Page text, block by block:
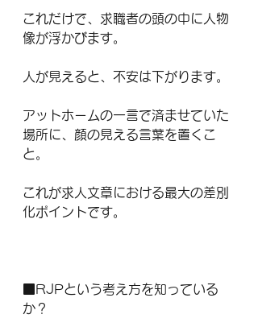
これだけで、求職者の頭の中に人物
像が浮かびます。
人が見えると、不安は下がります。
アットホームの一言で済ませていた
場所に、顔の見える言葉を置くこ
と。
これが求人文章における最大の差別
化ポイントです。
■RJPという考え方を知っている
か？